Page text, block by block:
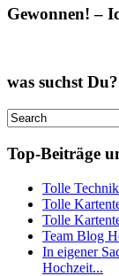
Gewonnen! –
was suchst
Top-Beiträge
Tolle
Tolle
Tolle
Team Blog
In eigener
Hochzeit...